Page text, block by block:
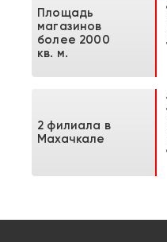
Площадь
магазинов
более 2000
кв. м.
2 филиала в
Махачкале